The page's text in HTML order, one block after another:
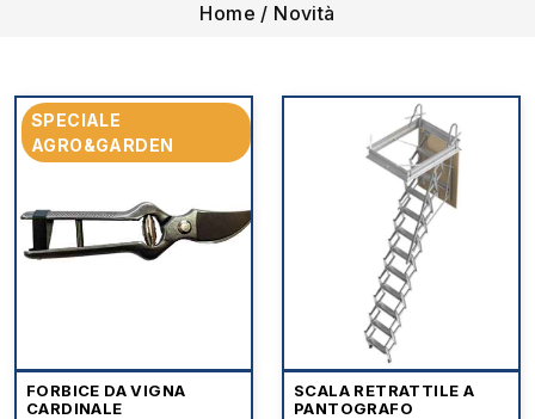
Home / Novità
SPECIALE
AGRO&GARDEN
FORBICE DA VIGNA
CARDINALE
SCALA RETRATTILE A
PANTOGRAFO